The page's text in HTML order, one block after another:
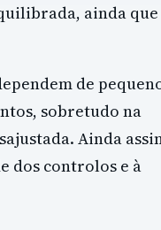
ainda que
de
sobretudo na
Ainda
dos controlos e à